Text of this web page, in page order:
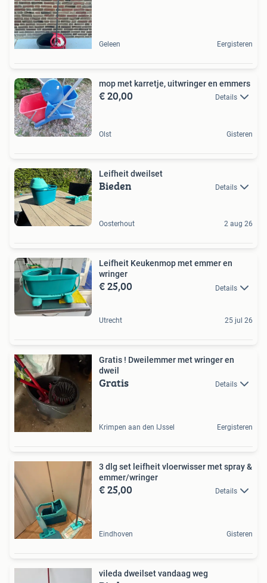
Geleen Eergisteren
mop met karretje, uitwringer en emmers
€ 20,00 Details
Olst Gisteren
Leifheit dweilset
Bieden Details
Oosterhout 2 aug 26
Leifheit Keukenmop met emmer en
wringer
€ 25,00 Details
Utrecht 25 jul 26
Gratis ! Dweilemmer met wringer en
dweil
Gratis Details
Krimpen aan den IJssel Eergisteren
3 dlg set leifheit vloerwisser met spray &
emmer/wringer
€ 25,00 Details
Eindhoven Gisteren
vileda dweilset vandaag weg